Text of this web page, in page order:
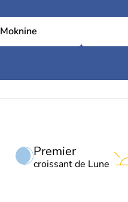
Moknine
Premier
croissant de Lune